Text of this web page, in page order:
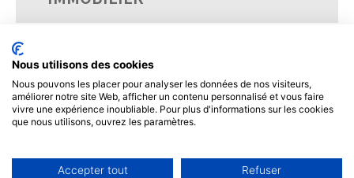
Nous utilisons des cookies
Nous pouvons les placer pour analyser les données de nos visiteurs,
améliorer notre site Web, afficher un contenu personnalisé et vous faire
vivre une expérience inoubliable. Pour plus d'informations sur les cookies
que nous utilisons, ouvrez les paramètres.
Accepter tout Refuser